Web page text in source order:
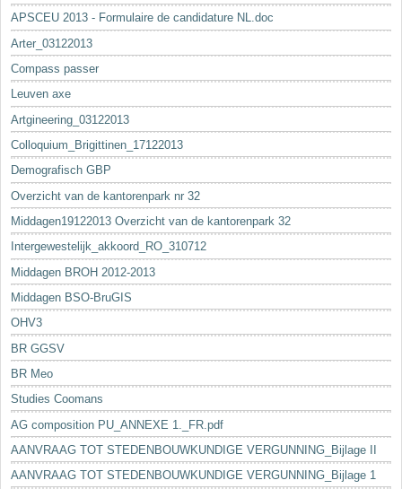
APSCEU 2013 - Formulaire de candidature NL.doc
Arter_03122013
Compass passer
Leuven axe
Artgineering_03122013
Colloquium_Brigittinen_17122013
Demografisch GBP
Overzicht van de kantorenpark nr 32
Middagen19122013 Overzicht van de kantorenpark 32
Intergewestelijk_akkoord_RO_310712
Middagen BROH 2012-2013
Middagen BSO-BruGIS
OHV3
BR GGSV
BR Meo
Studies Coomans
AG composition PU_ANNEXE 1._FR.pdf
AANVRAAG TOT STEDENBOUWKUNDIGE VERGUNNING_Bijlage II
AANVRAAG TOT STEDENBOUWKUNDIGE VERGUNNING_Bijlage 1